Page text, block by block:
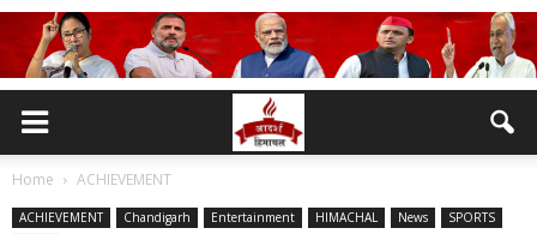
Home ACHIEVEMENT
ACHIEVEMENT Chandigarh Entertainment HIMACHAL News
SPORTS